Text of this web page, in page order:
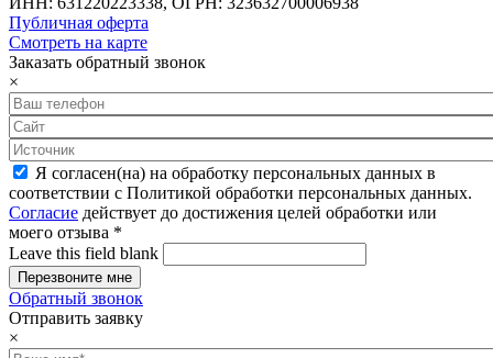
Публичная оферта
Смотреть на карте
Заказать обратный звонок
×
Я согласен(на) на обработку персональных данных в
соответствии с Политикой обработки персональных данных.
Согласие действует до достижения целей обработки или
моего отзыва *
Leave this field blank
Обратный звонок
Отправить заявку
×